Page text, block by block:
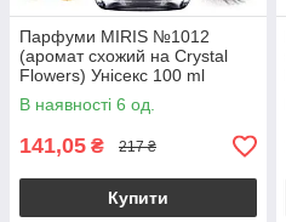
Парфуми MIRIS №1012
(аромат схожий на Crystal
Flowers) Унісекс 100 ml
В наявності 6 од.
141,05 ₴ 217 ₴
Купити